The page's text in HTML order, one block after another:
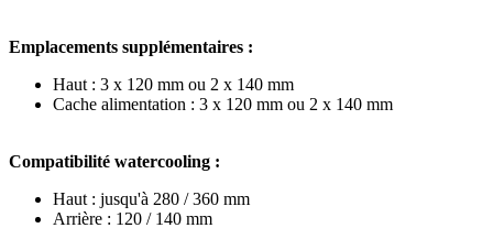
Emplacements supplémentaires :
Haut : 3 x 120 mm ou 2 x 140 mm
Cache alimentation : 3 x 120 mm ou 2 x 140 mm
Compatibilité watercooling :
Haut : jusqu'à 280 / 360 mm
Arrière : 120 / 140 mm